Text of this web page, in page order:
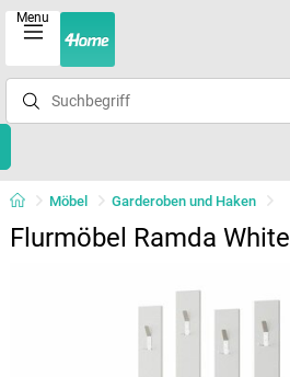
Menu
Möbel Garderoben und Haken
Flurmöbel Ramda White